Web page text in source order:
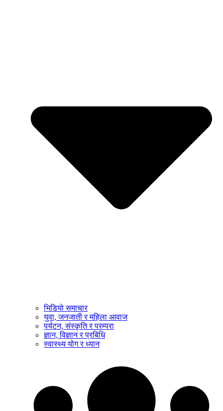
भिडियो समाचार
युवा, जनजाती र महिला आवाज
पर्यटन, संस्कृति र परम्परा
ज्ञान, विज्ञान र प्रबिधि
स्वास्थ्य योग र ध्यान